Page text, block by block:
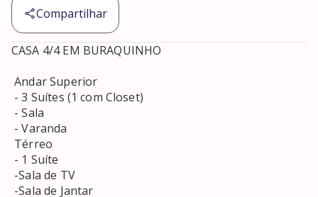
Compartilhar
CASA 4/4 EM BURAQUINHO
Andar Superior